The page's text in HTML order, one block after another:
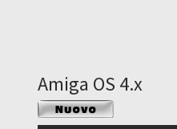
Amiga OS 4.x
Scrivi un nuovo
argomento